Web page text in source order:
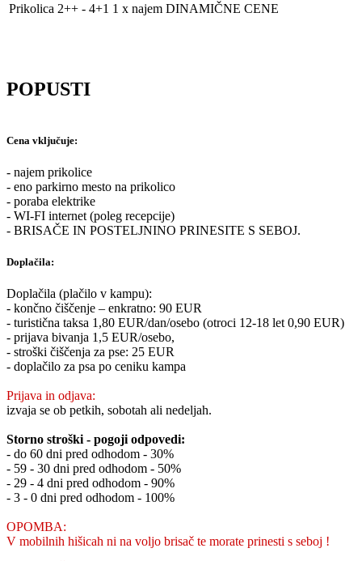
Prikolica 2++ - 4+1 1 x najem DINAMIČNE CENE
POPUSTI
Cena vključuje:
- najem prikolice
- eno parkirno mesto na prikolico
- poraba elektrike
- WI-FI internet (poleg recepcije)
- BRISAČE IN POSTELJNINO PRINESITE S SEBOJ.
Doplačila:
Doplačila (plačilo v kampu):
- končno čiščenje – enkratno: 90 EUR
- turistična taksa 1,80 EUR/dan/osebo (otroci 12-18 let 0,90 EUR)
- prijava bivanja 1,5 EUR/osebo,
- stroški čiščenja za pse: 25 EUR
- doplačilo za psa po ceniku kampa
Prijava in odjava:
izvaja se ob petkih, sobotah ali nedeljah.
Storno stroški - pogoji odpovedi:
- do 60 dni pred odhodom - 30%
- 59 - 30 dni pred odhodom - 50%
- 29 - 4 dni pred odhodom - 90%
- 3 - 0 dni pred odhodom - 100%
OPOMBA:
V mobilnih hišicah ni na voljo brisač te morate prinesti s seboj !